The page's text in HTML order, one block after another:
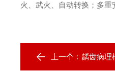
火、武火、自动转换； 多重
上一个： 龋齿病理